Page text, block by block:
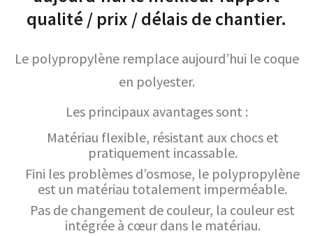
qualité / prix / délais de chantier.
Le polypropylène remplace aujourd’hui le coque
en polyester.
Les principaux avantages sont :
Matériau flexible, résistant aux chocs et
pratiquement incassable.
Fini les problèmes d’osmose, le polypropylène
est un matériau totalement imperméable.
Pas de changement de couleur, la couleur est
intégrée à cœur dans le matériau.